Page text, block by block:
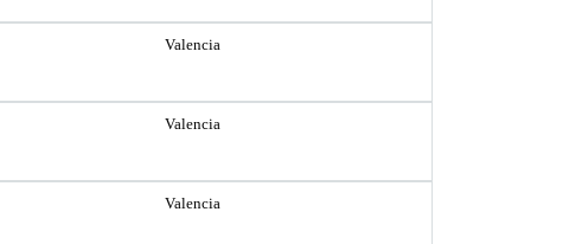
Valencia
Valencia
Valencia